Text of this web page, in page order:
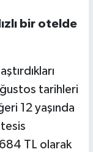
bir otelde
tarihleri
12 yaşında
tesis
TL olarak